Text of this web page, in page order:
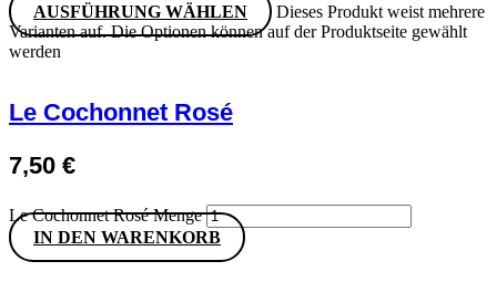
AUSFÜHRUNG WÄHLEN
Dieses Produkt weist mehrere
Varianten auf. Die Optionen können auf der Produktseite gewählt
werden
Le Cochonnet Rosé
7,50 €
Le Cochonnet Rosé Menge
IN DEN WARENKORB